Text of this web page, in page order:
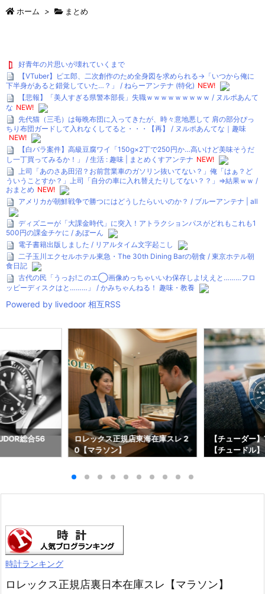
ホーム > まとめ
好青年の片思いが壊れていくまで
【VTuber】ピエ郎、二次創作のため全身図を求められる→「いつから俺に
下半身があると錯覚していた…？」 / ねらーアンテナ (特化) NEW!
【悲報】「美人すぎる県警本部長」失職ｗｗｗｗｗｗｗｗｗ / ヌルポあんて
な NEW!
先代猫（三毛）は毎晩布団に入ってきたが、時々意地悪して 肩の部分ぴっ
ちり布団ガードして入れなくしてると・・・【再】 / ヌルポあんてな｜趣味
NEW!
【白バラ案件】高級豆腐ワイ「150g×2丁で250円か…高いけど美味そうだ
し一丁買ってみるか！」 / 生活 : 趣味 | まとめくすアンテナ NEW!
上司「あのさあ田沼？お前営業車のガソリン抜いてない？」俺「はぁ？ど
ういうことすか？」上司「自分の車に入れ替えたりしてない？？」⇒結果ｗｗ /
おまとめ NEW!
アメリカが朝鮮戦争で勝つにはどうしたらいいのか？ / ブルーアンテナ | all
ディズニーが「大課金時代」に突入！アトラクションパスがどれもこれも1
500円の課金チケに / あぼーん
電子書籍出版しました / リアルタイム文字起こし
二子玉川エクセルホテル東急・The 30th Dining Barの朝食 / 東京ホテル朝
食日記
古代の民「うっお!このエ◯画像めっちゃいいわ保存しよ!ええと………フロ
ッピーディスクはと………」 / かみちゃんねる！ 趣味・教養
Powered by livedoor 相互RSS
総合56
ロレックス正規店東海在庫スレ 2
0【マラソン】
【チューダー
【チュードル】
時計ランキング
ロレックス正規店裏日本在庫スレ【マラソン】